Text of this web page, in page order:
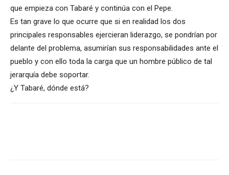
que empieza con Tabaré y continúa con el Pepe.
Es tan grave lo que ocurre que si en realidad los dos
principales responsables ejercieran liderazgo, se pondrían por
delante del problema, asumirían sus responsabilidades ante el
pueblo y con ello toda la carga que un hombre público de tal
jerarquía debe soportar.
¿Y Tabaré, dónde está?